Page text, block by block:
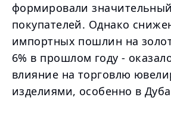
формировали
покупателей. Однако
импортных пошлин на
6% в прошлом году -
влияние на торговлю
изделиями, особенно в